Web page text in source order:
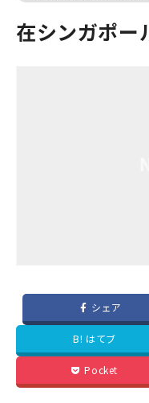
在シンガポー
シェア
B! はてブ
Pocket